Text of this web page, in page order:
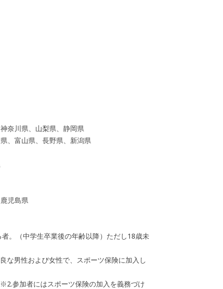
奈川県、山梨県、静岡県
、富山県、長野県、新潟県
児島県
。（中学生卒業後の年齢以降）ただし18歳未
な男性および女性で、スポーツ保険に加入し
参加者にはスポーツ保険の加入を義務づけ